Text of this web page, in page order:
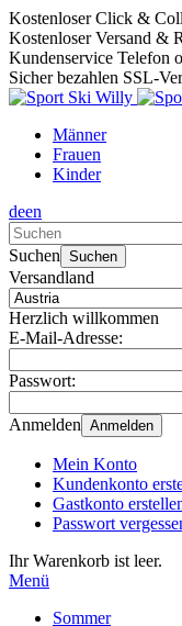
Kostenloser Click &
Kostenloser Versand &
Kundenservice Telefon
Sicher bezahlen SSL-
Männer
Frauen
Kinder
deen
Suchen Suchen
Versandland
Herzlich willkommen
E-Mail-Adresse:
Passwort:
Anmelden Anmelden
Mein Konto
Kundenkonto
Gastkonto
Passwort
Ihr Warenkorb ist leer.
Menü
Sommer